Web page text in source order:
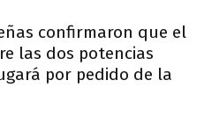
confirmaron que el
las dos potencias
por pedido de la